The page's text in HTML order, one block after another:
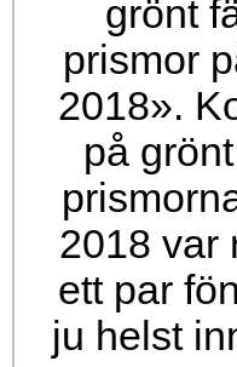
grönt
prismor
2018».
på
2018 var
ett par
ju helst